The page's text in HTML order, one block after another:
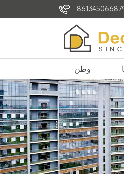
وطن